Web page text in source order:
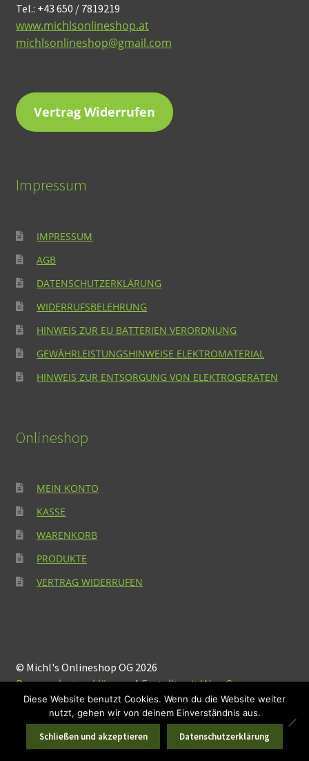
Tel.: +43 650 / 7819219
www.michlsonlineshop.at
michlsonlineshop@gmail.com
Vertrag Widerrufen
Impressum
IMPRESSUM
AGB
DATENSCHUTZERKLÄRUNG
WIDERRUFSBELEHRUNG
HINWEIS ZUR EU BATTERIEN VERORDNUNG
GEWÄHRLEISTUNGSHINWEISE ELEKTROMATERIAL
HINWEIS ZUR ENTSORGUNG VON ELEKTROGERÄTEN
Onlineshop
MEIN KONTO
KASSE
WARENKORB
PRODUKTE
VERTRAG WIDERRUFEN
© Michl's Onlineshop OG 2026
Datenschutzerklärung Erstellt mit WooCommerce.
Suchen
Suchen
0
Diese Website benutzt Cookies. Wenn du die Website weiter
nutzt, gehen wir von deinem Einverständnis aus.
Schließen und akzeptieren Datenschutzerklärung